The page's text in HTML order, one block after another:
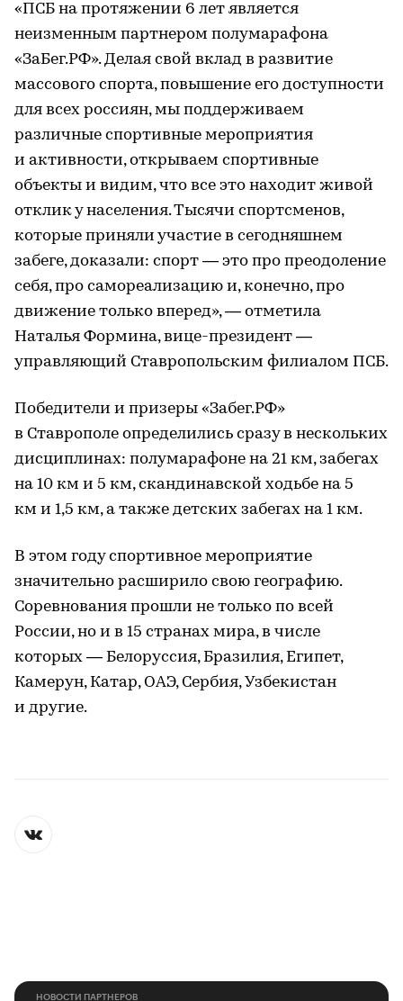
«ПСБ на протяжении 6 лет является
неизменным партнером полумарафона
«ЗаБег.РФ». Делая свой вклад в развитие
массового спорта, повышение его доступности
для всех россиян, мы поддерживаем
различные спортивные мероприятия
и активности, открываем спортивные
объекты и видим, что все это находит живой
отклик у населения. Тысячи спортсменов,
которые приняли участие в сегодняшнем
забеге, доказали: спорт — это про преодоление
себя, про самореализацию и, конечно, про
движение только вперед», — отметила
Наталья Формина, вице-президент —
управляющий Ставропольским филиалом ПСБ.
Победители и призеры «Забег.РФ»
в Ставрополе определились сразу в нескольких
дисциплинах: полумарафоне на 21 км, забегах
на 10 км и 5 км, скандинавской ходьбе на 5
км и 1,5 км, а также детских забегах на 1 км.
В этом году спортивное мероприятие
значительно расширило свою географию.
Соревнования прошли не только по всей
России, но и в 15 странах мира, в числе
которых — Белоруссия, Бразилия, Египет,
Камерун, Катар, ОАЭ, Сербия, Узбекистан
и другие.
НОВОСТИ ПАРТНЕРОВ